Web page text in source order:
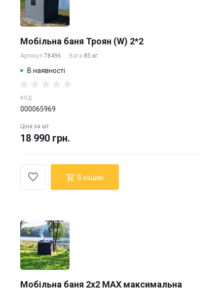
Мобільна баня Троян (W) 2*2
Артикул 78496 Вага 85 кг
В наявності
КОД
000065969
Ціна за шт
18 990 грн.
В кошик
Мобільна баня 2х2 MAX максимальна